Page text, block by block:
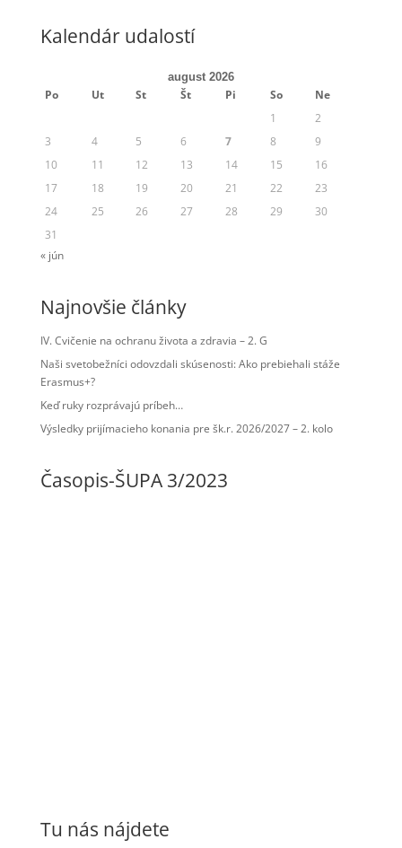
Kalendár udalostí
august 2026
Po Ut St Št Pi So
Ne
1
2
3
4 5 6 7 8
9
10
11 12 13 14 15
16
17
18 19 20 21 22
23
24
25 26 27 28 29
30
31
« jún
Najnovšie články
IV. Cvičenie na ochranu života a zdravia – 2. G
Naši svetobežníci odovzdali skúsenosti: Ako prebiehali stáže
Erasmus+?
Keď ruky rozprávajú príbeh…
Výsledky prijímacieho konania pre šk.r. 2026/2027 – 2. kolo
Časopis-ŠUPA 3/2023
Tu nás nájdete